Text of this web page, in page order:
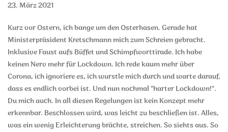
23. März 2021
Kurz vor Ostern, ich bange um den Osterhasen. Gerade hat
Ministerpräsident Kretschmann mich zum Schreien gebracht.
Inklusive Faust aufs Büffet und Schimpfworttirade. Ich habe
keinen Nerv mehr für Lockdown. Ich rede kaum mehr über
Corona, ich ignoriere es, ich wurstle mich durch und warte darauf,
dass es endlich vorbei ist. Und nun nochmal "harter Lockdown!".
Du mich auch. In all diesen Regelungen ist kein Konzept mehr
erkennbar. Beschlossen wird, was leicht zu beschließen ist. Alles,
was ein wenig Erleichterung brächte, streichen. So siehts aus. So